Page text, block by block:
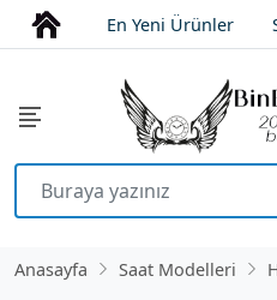
En Yeni Ürünler
Anasayfa Saat Modelleri